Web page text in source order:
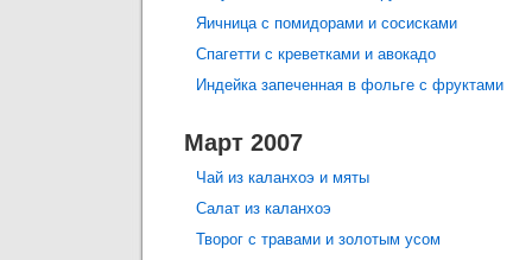
Яичница с помидорами и сосисками
Спагетти с креветками и авокадо
Индейка запеченная в фольге с фруктами
Март 2007
Чай из каланхоэ и мяты
Салат из каланхоэ
Творог с травами и золотым усом